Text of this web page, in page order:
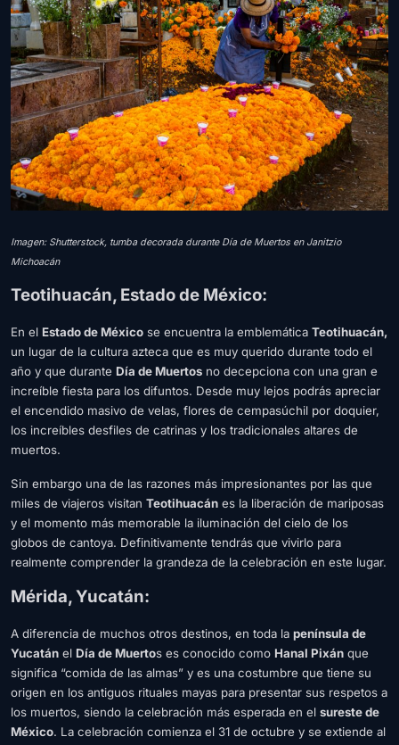
Imagen: Shutterstock, tumba decorada durante Día de Muertos en Janitzio
Michoacán
Teotihuacán, Estado de México:
En el Estado de México se encuentra la emblemática Teotihuacán,
un lugar de la cultura azteca que es muy querido durante todo el
año y que durante Día de Muertos no decepciona con una gran e
increíble fiesta para los difuntos. Desde muy lejos podrás apreciar
el encendido masivo de velas, flores de cempasúchil por doquier,
los increíbles desfiles de catrinas y los tradicionales altares de
muertos.
Sin embargo una de las razones más impresionantes por las que
miles de viajeros visitan Teotihuacán es la liberación de mariposas
y el momento más memorable la iluminación del cielo de los
globos de cantoya. Definitivamente tendrás que vivirlo para
realmente comprender la grandeza de la celebración en este lugar.
Mérida, Yucatán:
A diferencia de muchos otros destinos, en toda la península de
Yucatán el Día de Muertos es conocido como Hanal Pixán que
significa “comida de las almas” y es una costumbre que tiene su
origen en los antiguos rituales mayas para presentar sus respetos a
los muertos, siendo la celebración más esperada en el sureste de
México. La celebración comienza el 31 de octubre y se extiende al